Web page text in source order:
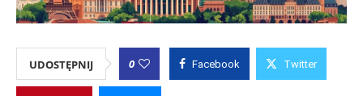
UDOSTĘPNIJ 0 Facebook Twitter